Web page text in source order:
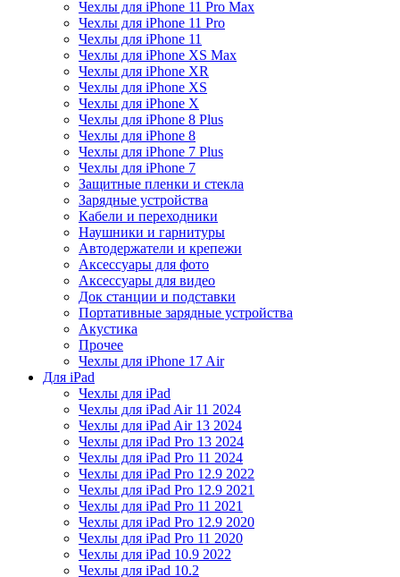
Чехлы для iPhone 11 Pro Max
Чехлы для iPhone 11 Pro
Чехлы для iPhone 11
Чехлы для iPhone XS Max
Чехлы для iPhone XR
Чехлы для iPhone XS
Чехлы для iPhone X
Чехлы для iPhone 8 Plus
Чехлы для iPhone 8
Чехлы для iPhone 7 Plus
Чехлы для iPhone 7
Защитные пленки и стекла
Зарядные устройства
Кабели и переходники
Наушники и гарнитуры
Автодержатели и крепежи
Аксессуары для фото
Аксессуары для видео
Док станции и подставки
Портативные зарядные устройства
Акустика
Прочее
Чехлы для iPhone 17 Air
Для iPad
Чехлы для iPad
Чехлы для iPad Air 11 2024
Чехлы для iPad Air 13 2024
Чехлы для iPad Pro 13 2024
Чехлы для iPad Pro 11 2024
Чехлы для iPad Pro 12.9 2022
Чехлы для iPad Pro 12.9 2021
Чехлы для iPad Pro 11 2021
Чехлы для iPad Pro 12.9 2020
Чехлы для iPad Pro 11 2020
Чехлы для iPad 10.9 2022
Чехлы для iPad 10.2